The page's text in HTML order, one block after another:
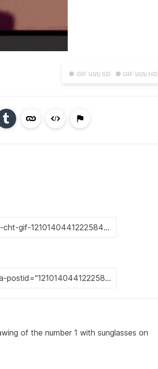
● GIF แบบ SD ● GIF แบบ HD
of the number 1 with sunglasses on